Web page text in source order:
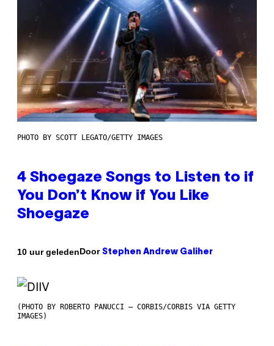
PHOTO BY SCOTT LEGATO/GETTY IMAGES
4 Shoegaze Songs to Listen to if
You Don’t Know if You Like
Shoegaze
10 uur geledenDoor Stephen Andrew Galiher
(PHOTO BY ROBERTO PANUCCI – CORBIS/CORBIS VIA GETTY
IMAGES)